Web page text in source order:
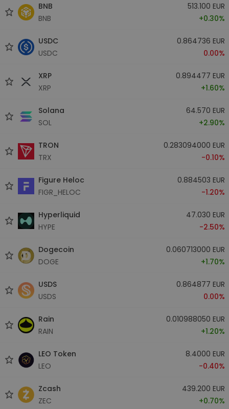
BNB
BNB
513.100 EUR
+0.30%
USDC
USDC
0.864736 EUR
0.00%
XRP
XRP
0.894477 EUR
+1.60%
Solana
SOL
64.570 EUR
+2.90%
TRON
TRX
0.283094000 EUR
-0.10%
Figure Heloc
FIGR_HELOC
0.884503 EUR
-1.20%
Hyperliquid
HYPE
47.030 EUR
-2.50%
Dogecoin
DOGE
0.060713000 EUR
+1.70%
USDS
USDS
0.864877 EUR
0.00%
Rain
RAIN
0.010988050 EUR
+1.20%
LEO Token
LEO
8.4000 EUR
-0.40%
Zcash
ZEC
439.200 EUR
+0.70%